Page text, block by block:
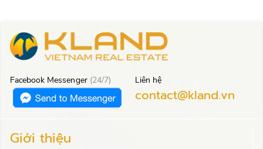
Facebook Messenger (24/7) Liên hệ
contact@kland.vn
Giới thiệu